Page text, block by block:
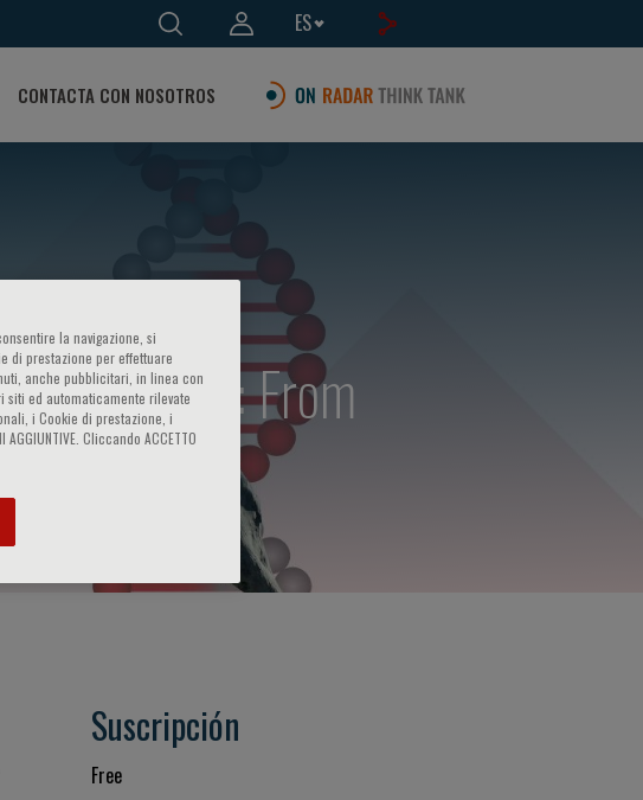
ES
CONTACTA CON NOSOTROS
From
Suscripción
Free
la navigazione, si
di prestazione per effettuare
anche pubblicitari, in linea con
siti ed automaticamente rilevate
i Cookie di prestazione, i
Cliccando ACCETTO